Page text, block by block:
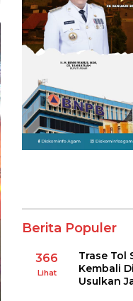
Berita Populer
366
Lihat
Trase Tol
Kembali
Usulkan